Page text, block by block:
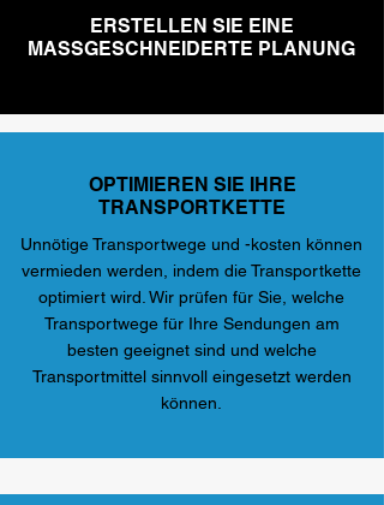
ERSTELLEN SIE EINE
MASSGESCHNEIDERTE PLANUNG
OPTIMIEREN SIE IHRE
TRANSPORTKETTE
Unnötige Transportwege und -kosten können
vermieden werden, indem die Transportkette
optimiert wird. Wir prüfen für Sie, welche
Transportwege für Ihre Sendungen am
besten geeignet sind und welche
Transportmittel sinnvoll eingesetzt werden
können.